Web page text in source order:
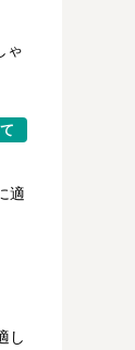
ゃ
適
し